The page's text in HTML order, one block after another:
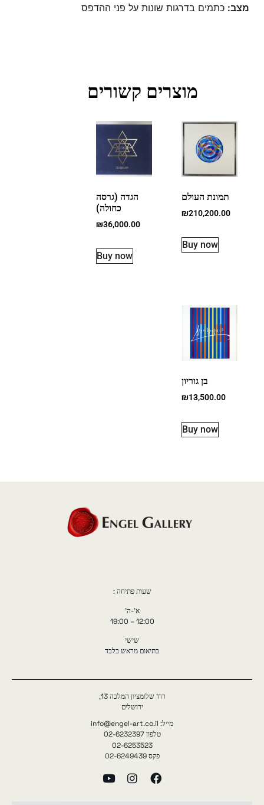
מצב: כתמים בדרגות שונות על פני ההדפס
מוצרים קשורים
תמונת העולם
₪210,200.00
Buy now
הגדה (גרסה
כחולה)
₪36,000.00
Buy now
בן גוריון
₪13,500.00
Buy now
שעות פתיחה :
א'-ה'
12:00 – 19:00
שישי
בתיאום מראש בלבד
רח' שלומציון המלכה 13,
ירושלים
מייל: info@engel-art.co.il
טלפון 02-6232397
02-6253523
פקס 02-6249439